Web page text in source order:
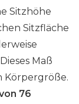
Sitzhöhe
Sitzfläche
Maß
Körpergröße.
76